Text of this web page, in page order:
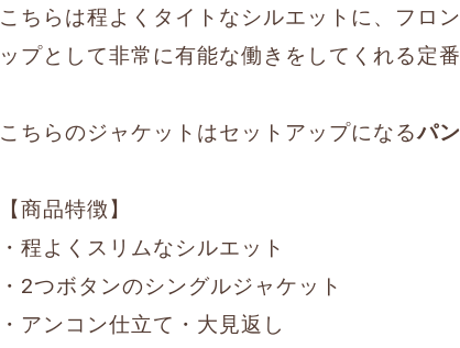
こちらは程よくタイトなシルエットに、フロ
ップとして非常に有能な働きをしてくれる定
こちらのジャケットはセットアップになるパ
【商品特徴】
・程よくスリムなシルエット
・2つボタンのシングルジャケット
・アンコン仕立て・大見返し